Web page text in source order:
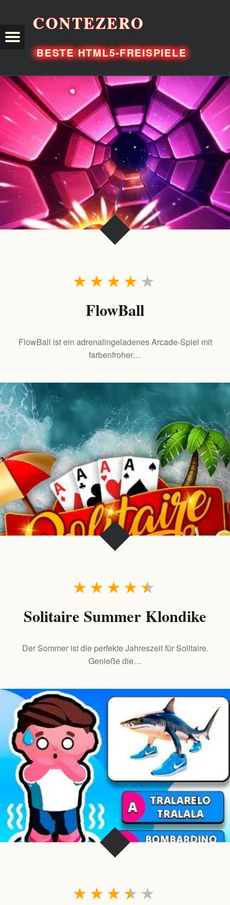
CONTEZERO
BESTE HTML5-FREISPIELE
★
★
★
★
★
FlowBall
FlowBall ist ein adrenalingeladenes Arcade-Spiel mit
farbenfroher…
★
★
★
★
★
Solitaire Summer Klondike
Der Sommer ist die perfekte Jahreszeit für Solitaire.
Genieße die…
★
★
★
★
★